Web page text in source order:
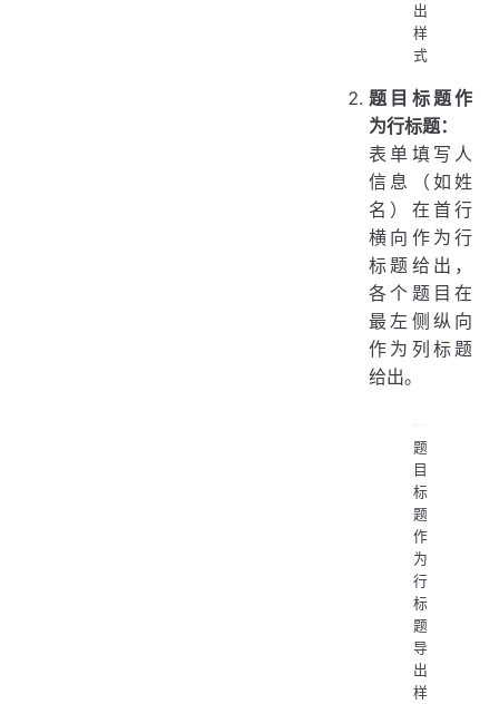
出
样
式
题目标题作
为行标题：
表单填写人
信息（如姓
名）在首行
横向作为行
标题给出，
各个题目在
最左侧纵向
作为列标题
给出。
题
目
标
题
作
为
行
标
题
导
出
样